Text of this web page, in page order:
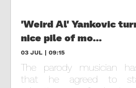
'Weird Al' Yankovic
nice pile of mo...
03 JUL | 09:15
The parody musician
that he agreed to